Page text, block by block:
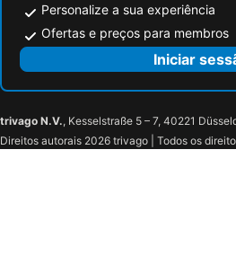
Personalize a sua experiência
Ofertas e preços para membros
Iniciar
trivago N.V., Kesselstraße 5 – 7, 40221
Direitos autorais 2026 trivago | Todos os